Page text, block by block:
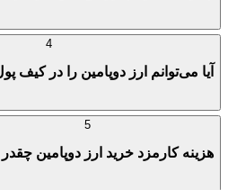
آیا می‌توانم ارز دوپامین را در کیف
هزینه کارمزد خرید ارز دوپامین